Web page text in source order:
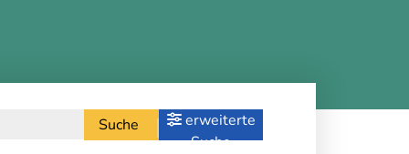
Suche
erweiterte
Suche